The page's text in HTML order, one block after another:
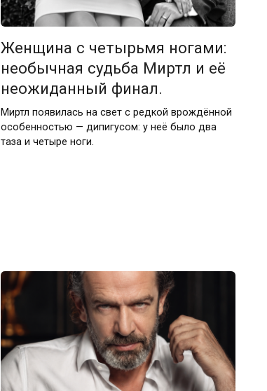
Женщина с четырьмя ногами:
необычная судьба Миртл и её
неожиданный финал.
Миртл появилась на свет с редкой врождённой
особенностью — дипигусом: у неё было два
таза и четыре ноги.